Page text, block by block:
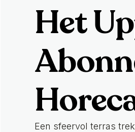
Het
Een sfeervol terras